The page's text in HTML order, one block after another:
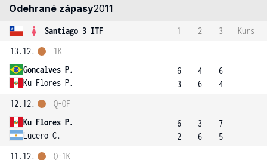
Odehrané zápasy2011
Santiago 3 ITF 1 2 3
Kurs
13.12.
Goncalves P.
Ku Flores P.
1K
6
3
4
6
6
4
12.12.
Ku Flores P.
Lucero C.
Q-OF
6
2
3
6
7
5
11.12.
Q-1K